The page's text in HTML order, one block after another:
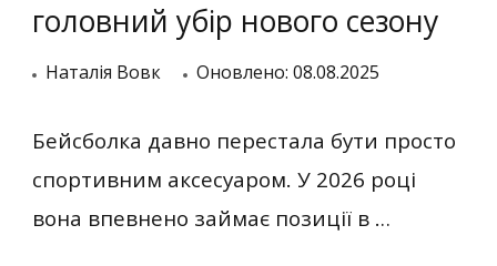
головний убір нового сезону
Наталія Вовк Оновлено: 08.08.2025
Бейсболка давно перестала бути просто
спортивним аксесуаром. У 2026 році
вона впевнено займає позиції в …